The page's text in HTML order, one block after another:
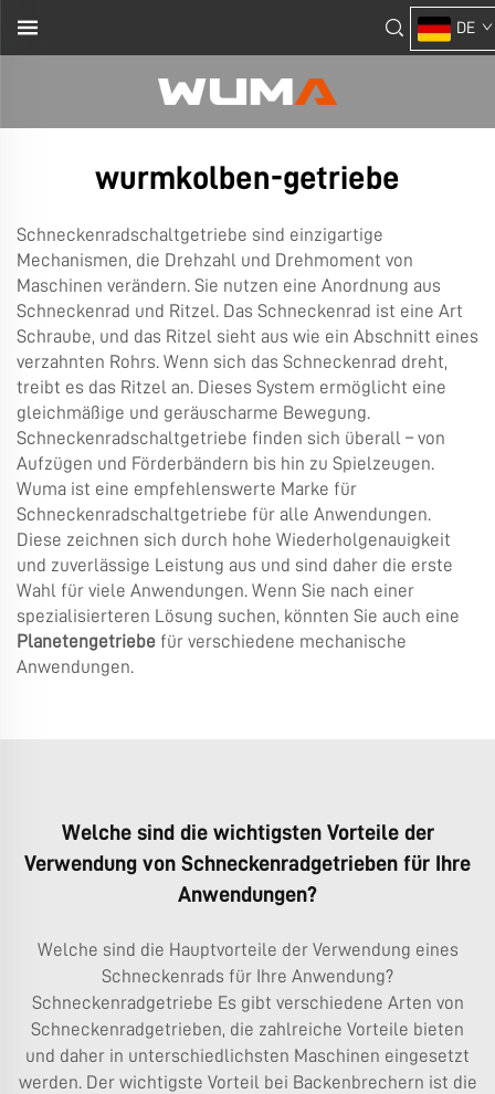
DE
wurmkolben-getriebe
Schneckenradschaltgetriebe sind einzigartige
Mechanismen, die Drehzahl und Drehmoment von
Maschinen verändern. Sie nutzen eine Anordnung aus
Schneckenrad und Ritzel. Das Schneckenrad ist eine Art
Schraube, und das Ritzel sieht aus wie ein Abschnitt eines
verzahnten Rohrs. Wenn sich das Schneckenrad dreht,
treibt es das Ritzel an. Dieses System ermöglicht eine
gleichmäßige und geräuscharme Bewegung.
Schneckenradschaltgetriebe finden sich überall – von
Aufzügen und Förderbändern bis hin zu Spielzeugen.
Wuma ist eine empfehlenswerte Marke für
Schneckenradschaltgetriebe für alle Anwendungen.
Diese zeichnen sich durch hohe Wiederholgenauigkeit
und zuverlässige Leistung aus und sind daher die erste
Wahl für viele Anwendungen. Wenn Sie nach einer
spezialisierteren Lösung suchen, könnten Sie auch eine
Planetengetriebe für verschiedene mechanische
Anwendungen.
Welche sind die wichtigsten Vorteile der
Verwendung von Schneckenradgetrieben für Ihre
Anwendungen?
Welche sind die Hauptvorteile der Verwendung eines
Schneckenrads für Ihre Anwendung?
Schneckenradgetriebe Es gibt verschiedene Arten von
Schneckenradgetrieben, die zahlreiche Vorteile bieten
und daher in unterschiedlichsten Maschinen eingesetzt
werden. Der wichtigste Vorteil bei Backenbrechern ist die